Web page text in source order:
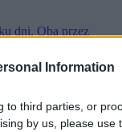
Information
to third parties, or
by us, please use
dni. Oba przez